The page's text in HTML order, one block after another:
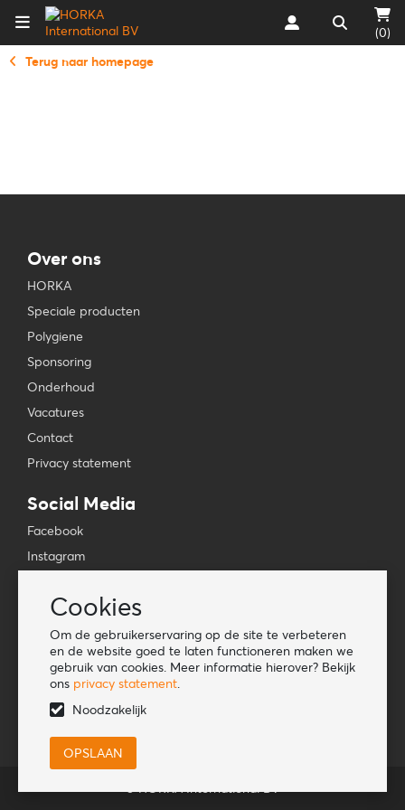
Cookies
Om de gebruikerservaring op de site te verbeteren
en de website goed te laten functioneren maken we
gebruik van cookies. Meer informatie hierover? Bekijk
ons privacy statement.
Noodzakelijk
(0)
Terug naar homepage
Over ons
HORKA
Speciale producten
Polygiene
Sponsoring
Onderhoud
Vacatures
Contact
Privacy statement
Social Media
Facebook
Instagram
TikTok
Tools
Lookbook
Nieuwe klant
© HORKA International BV